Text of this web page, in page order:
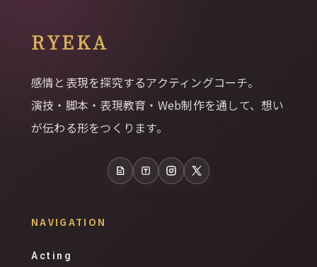
RYEKA
感情と表現を探究するアクティングコーチ。
演技・脚本・表現教育・Web制作を通して、想い
が伝わる形をつくります。
note TalesInstagram
X
NAVIGATION
Acting